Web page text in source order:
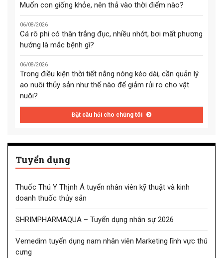
Muốn con giống khỏe, nên thả vào thời điểm nào?
06/08/2026
Cá rô phi có thân trắng đục, nhiều nhớt, bơi mất phương
hướng là mắc bệnh gì?
06/08/2026
Trong điều kiện thời tiết nắng nóng kéo dài, cần quản lý
ao nuôi thủy sản như thế nào để giảm rủi ro cho vật
nuôi?
Đặt câu hỏi cho chúng tôi
Tuyển dụng
Thuốc Thú Y Thịnh Á tuyển nhân viên kỹ thuật và kinh
doanh thuốc thủy sản
SHRIMPHARMAQUA – Tuyển dụng nhân sự 2026
Vemedim tuyển dụng nam nhân viên Marketing lĩnh vực thú
cưng